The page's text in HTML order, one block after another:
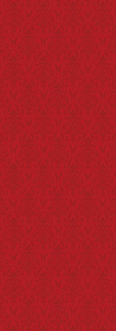
料金に含まれるもの
賃・料金、食事費、観
これらの費用はお客
則として払い戻しい
費等の諸費用及び個人
首都圏外郭放水路の規
に入学していない年
首都圏外郭放水路の
大人の同伴が必要です
小学校に入学してい
様のみでのご予約は
きます。ご了承ください
添乗員が同行いたしま
予約確定後、旅行10
す。
募集人員：30名（大
最少催行人員：20名様